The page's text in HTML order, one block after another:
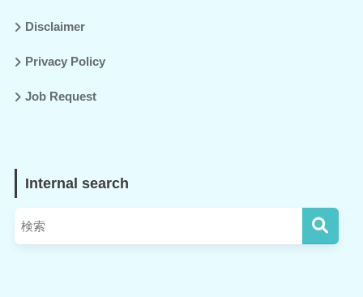
Disclaimer
Privacy Policy
Job Request
Internal search